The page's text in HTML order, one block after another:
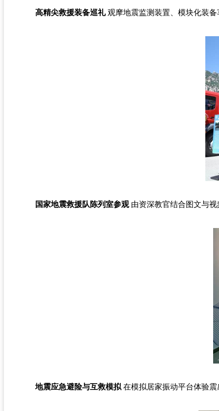
高精尖救援装备巡礼观摩地震监测装置、模块化装
国家地震救援队陈列室参观由资深教官结合图文与视
地震应急避险与互救模拟在模拟居家振动平台体验